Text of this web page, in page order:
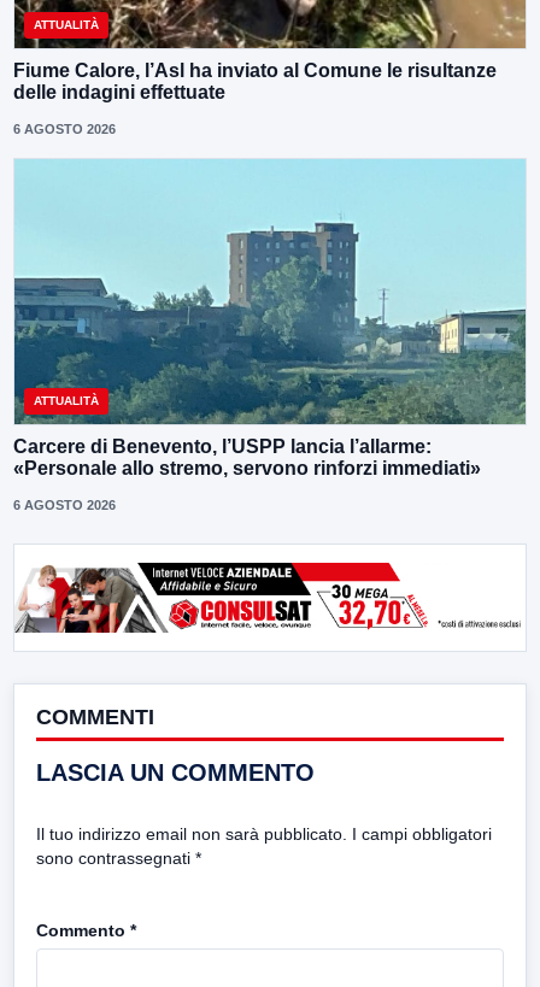
ATTUALITÀ
Fiume Calore, l’Asl ha inviato al Comune le risultanze
delle indagini effettuate
6 AGOSTO 2026
ATTUALITÀ
Carcere di Benevento, l’USPP lancia l’allarme:
«Personale allo stremo, servono rinforzi immediati»
6 AGOSTO 2026
COMMENTI
LASCIA UN COMMENTO
Il tuo indirizzo email non sarà pubblicato. I campi obbligatori
sono contrassegnati *
Commento *